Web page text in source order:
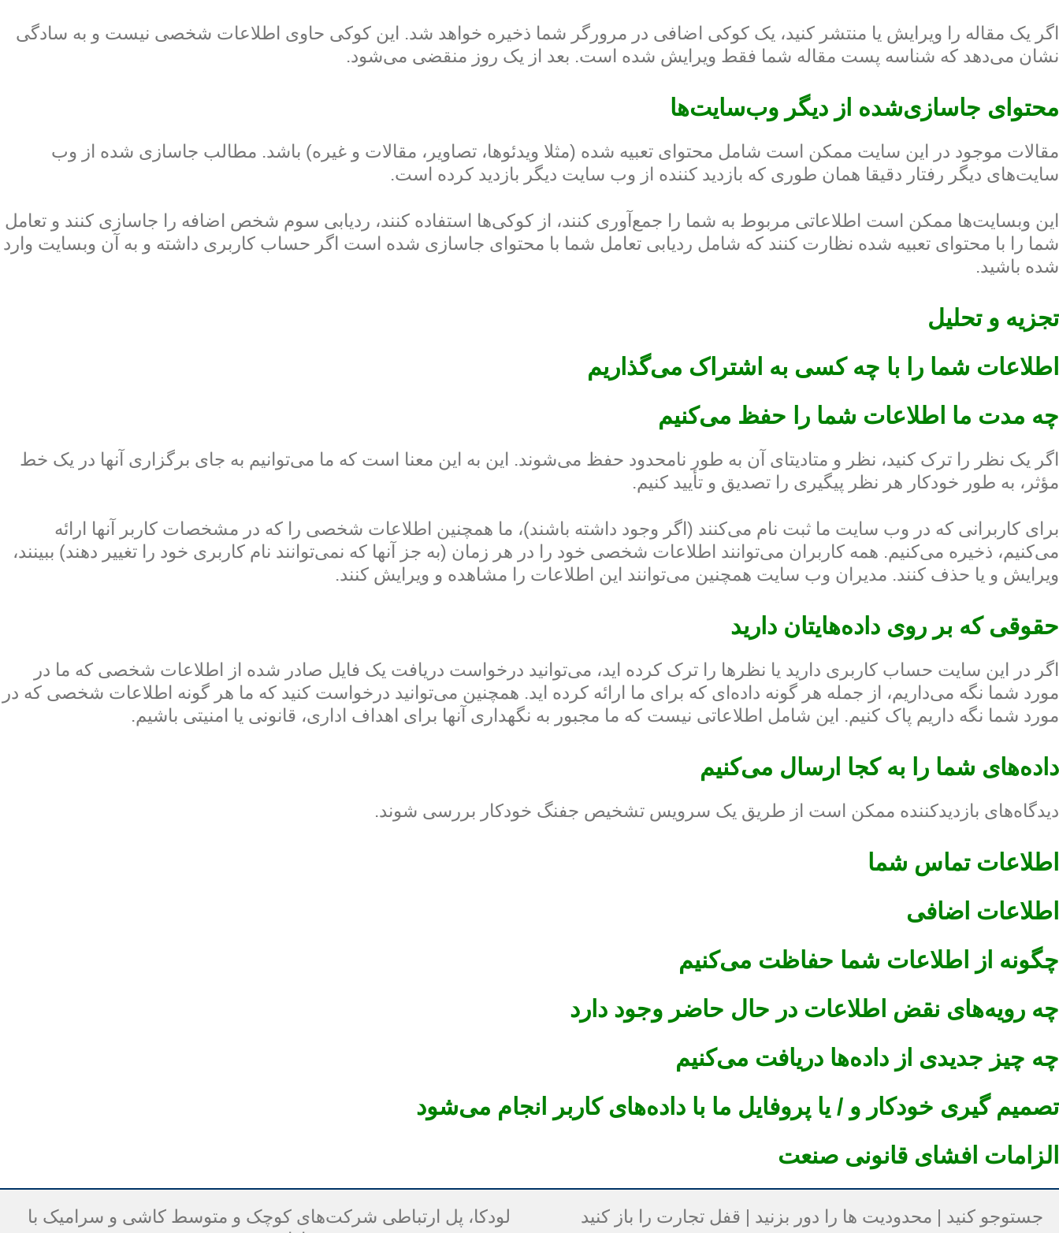
اگر یک مقاله را ویرایش یا منتشر کنید، یک کوکی اضافی در مرورگر شما ذخیره خواهد شد. این کوکی حاوی اطلاعات شخصی نیست و به سادگی
نشان می‌دهد که شناسه پست مقاله شما فقط ویرایش شده است. بعد از یک روز منقضی می‌شود.
محتوای جاسازی‌شده از دیگر وب‌سایت‌ها
مقالات موجود در این سایت ممکن است شامل محتوای تعبیه شده (مثلا ویدئوها، تصاویر، مقالات و غیره) باشد. مطالب جاسازی شده از وب
سایت‌های دیگر رفتار دقیقا همان طوری که بازدید کننده از وب سایت دیگر بازدید کرده است.
این وبسایت‌ها ممکن است اطلاعاتی مربوط به شما را جمع‌آوری کنند، از کوکی‌ها استفاده کنند، ردیابی سوم شخص اضافه را جاسازی کنند و تعامل
شما را با محتوای تعبیه شده نظارت کنند که شامل ردیابی تعامل شما با محتوای جاسازی شده است اگر حساب کاربری داشته و به آن وبسایت وارد
شده باشید.
تجزیه و تحلیل
اطلاعات شما را با چه کسی به اشتراک می‌گذاریم
چه مدت ما اطلاعات شما را حفظ می‌کنیم
اگر یک نظر را ترک کنید، نظر و متادیتای آن به طور نامحدود حفظ می‌شوند. این به این معنا است که ما می‌توانیم به جای برگزاری آنها در یک خط
مؤثر، به طور خودکار هر نظر پیگیری را تصدیق و تأیید کنیم.
برای کاربرانی که در وب سایت ما ثبت نام می‌کنند (اگر وجود داشته باشند)، ما همچنین اطلاعات شخصی را که در مشخصات کاربر آنها ارائه
می‌کنیم، ذخیره می‌کنیم. همه کاربران می‌توانند اطلاعات شخصی خود را در هر زمان (به جز آنها که نمی‌توانند نام کاربری خود را تغییر دهند) ببینند،
ویرایش و یا حذف کنند. مدیران وب سایت همچنین می‌توانند این اطلاعات را مشاهده و ویرایش کنند.
حقوقی که بر روی داده‌هایتان دارید
اگر در این سایت حساب کاربری دارید یا نظرها را ترک کرده اید، می‌توانید درخواست دریافت یک فایل صادر شده از اطلاعات شخصی که ما در
مورد شما نگه می‌داریم، از جمله هر گونه داده‌ای که برای ما ارائه کرده اید. همچنین می‌توانید درخواست کنید که ما هر گونه اطلاعات شخصی که در
مورد شما نگه داریم پاک کنیم. این شامل اطلاعاتی نیست که ما مجبور به نگهداری آنها برای اهداف اداری، قانونی یا امنیتی باشیم.
داده‌های شما را به کجا ارسال می‌کنیم
دیدگاه‌های بازدیدکننده ممکن است از طریق یک سرویس تشخیص جفنگ خودکار بررسی شوند.
اطلاعات تماس شما
اطلاعات اضافی
چگونه از اطلاعات شما حفاظت می‌کنیم
چه رویه‌های نقض اطلاعات در حال حاضر وجود دارد
چه چیز جدیدی از داده‌ها دریافت می‌کنیم
تصمیم گیری خودکار و / یا پروفایل ما با داده‌های کاربر انجام می‌شود
الزامات افشای قانونی صنعت
جستوجو کنید | محدودیت ها را دور بزنید | قفل تجارت را باز کنید
لودکا، پل ارتباطی شرکت‌های کوچک و متوسط کاشی و سرامیک با